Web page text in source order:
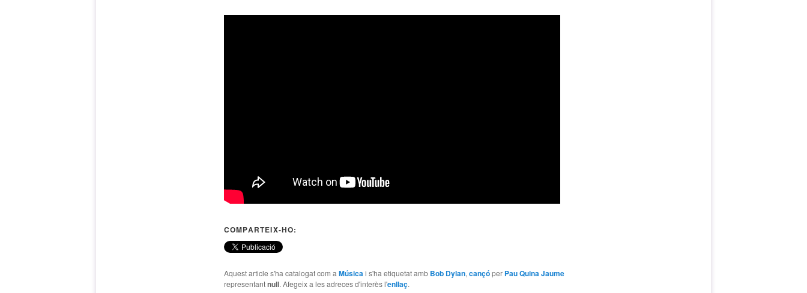
COMPARTEIX-HO:
Aquest article s'ha catalogat com a Músicai s'ha etiquetat amb Bob Dylan, cançóper Pau Quina Jaume
representantnull. Afegeix a les adreces d'interès l'enllaç.